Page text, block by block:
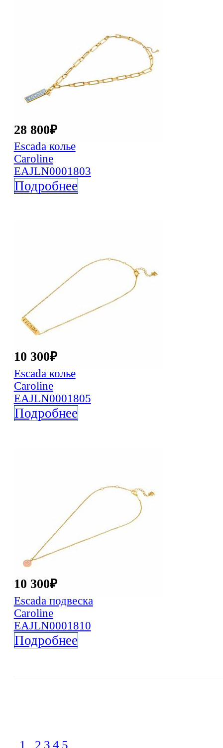
28 800₽
Escadaколье
Caroline
EAJLN0001803
Подробнее
10 300₽
Escadaколье
Caroline
EAJLN0001805
Подробнее
10 300₽
Escada подвеска
Caroline
EAJLN0001810
Подробнее
1 2 3 4 5